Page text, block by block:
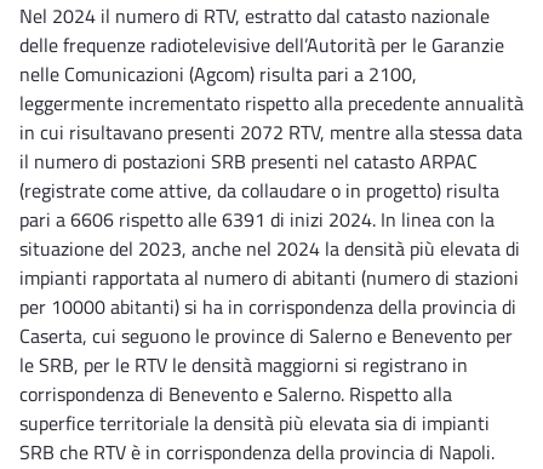
Nel 2024 il numero di RTV, estratto dal catasto nazionale
delle frequenze radiotelevisive dell’Autorità per le Garanzie
nelle Comunicazioni (Agcom) risulta pari a 2100,
leggermente incrementato rispetto alla precedente annualità
in cui risultavano presenti 2072 RTV, mentre alla stessa data
il numero di postazioni SRB presenti nel catasto ARPAC
(registrate come attive, da collaudare o in progetto) risulta
pari a 6606 rispetto alle 6391 di inizi 2024. In linea con la
situazione del 2023, anche nel 2024 la densità più elevata di
impianti rapportata al numero di abitanti (numero di stazioni
per 10000 abitanti) si ha in corrispondenza della provincia di
Caserta, cui seguono le province di Salerno e Benevento per
le SRB, per le RTV le densità maggiorni si registrano in
corrispondenza di Benevento e Salerno. Rispetto alla
superfice territoriale la densità più elevata sia di impianti
SRB che RTV è in corrispondenza della provincia di Napoli.